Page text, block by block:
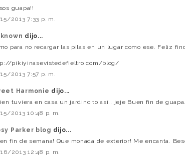
guapa!!
2013 7:33 p. m.
dijo...
para no recargar las pilas en un lugar como ese. Feliz
pikiyinasevistedefieltro.com/blog/
2013 7:57 p. m.
Harmonie dijo...
tuviera en casa un jardincito así.. jeje Buen fin de
2013 10:48 p. m.
Parker blog dijo...
fin de semana! Que monada de exterior! Me encanta.
2013 12:48 p. m.